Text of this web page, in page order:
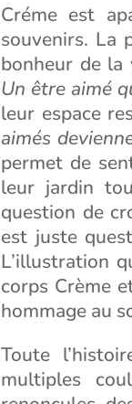
Créme est
souvenirs. La
bonheur de la
Un être aimé
leur espace
aimés
permet de
leur jardin
question de
est juste
L’illustration
corps Crème
hommage au
Toute
multiples